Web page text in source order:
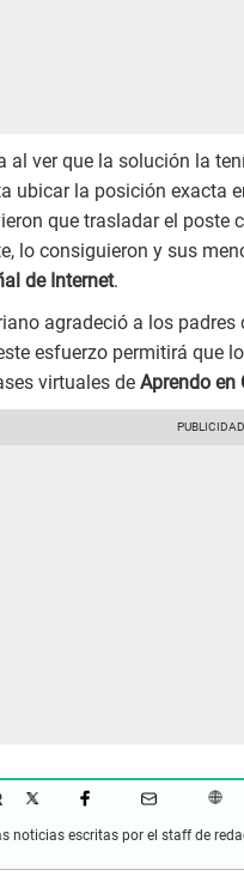
al ver que la solución la
ubicar la posición exacta
que trasladar el poste
lo consiguieron y sus
de Internet.
agradeció a los
esfuerzo permitirá que
virtuales de Aprendo en
noticias escritas por el staff de